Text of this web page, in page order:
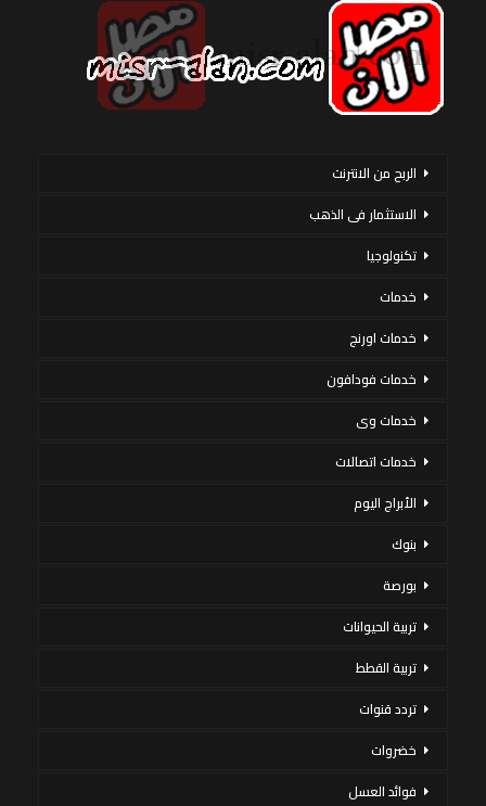
الربح من الانترنت
الاستثمار فى الذهب
تكنولوجيا
خدمات
خدمات اورنج
خدمات فودافون
خدمات وى
خدمات اتصالات
الأبراج اليوم
بنوك
بورصة
تربية الحيوانات
تربية القطط
تردد قنوات
خضروات
فوائد العسل